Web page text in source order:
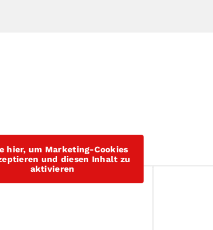
hier, um Marketing-Cookies
und diesen Inhalt zu
aktivieren